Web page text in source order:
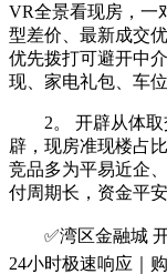
VR全景看现房，一
型差价、最新成交
优先拨打可避开中
现、家电礼包、车
2。 开辟从体取
辟，现房准现楼占
竞品多为平易近企
付周期长，资金平
✅湾区金融城 开
24小时极速响应｜